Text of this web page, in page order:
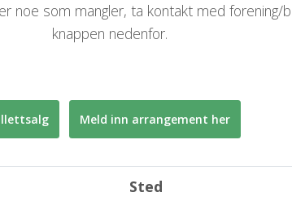
noe som mangler, ta kontakt med forening/
knappen nedenfor.
Meld inn arrangement her
Sted